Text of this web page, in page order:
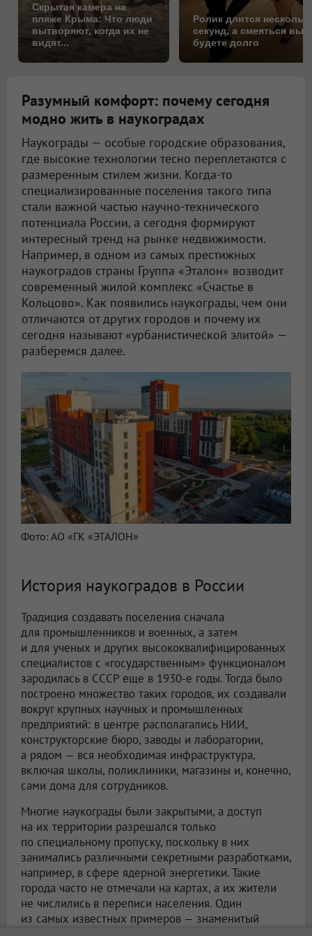
Скрытая камера на
пляже Крыма: Что люди
вытворяют, когда их не
видят...
Ролик длится
секунд, а смеяться вы
будете долго
Разумный комфорт: почему сегодня
модно жить в наукоградах
Наукограды — особые городские образования,
где высокие технологии тесно переплетаются с
размеренным стилем жизни. Когда-то
специализированные поселения такого типа
стали важной частью научно-технического
потенциала России, а сегодня формируют
интересный тренд на рынке недвижимости.
Например, в одном из самых престижных
наукоградов страны Группа «Эталон» возводит
современный жилой комплекс «Счастье в
Кольцово». Как появились наукограды, чем они
отличаются от других городов и почему их
сегодня называют «урбанистической элитой» —
разберемся далее.
Фото: АО «ГК «ЭТАЛОН»
История наукоградов в России
Традиция создавать поселения сначала
для промышленников и военных, а затем
и для ученых и других высококвалифицированных
специалистов с «государственным» функционалом
зародилась в СССР еще в 1930-е годы. Тогда было
построено множество таких городов, их создавали
вокруг крупных научных и промышленных
предприятий: в центре располагались НИИ,
конструкторские бюро, заводы и лаборатории,
а рядом — вся необходимая инфраструктура,
включая школы, поликлиники, магазины и, конечно,
сами дома для сотрудников.
Многие наукограды были закрытыми, а доступ
на их территории разрешался только
по специальному пропуску, поскольку в них
занимались различными секретными разработками,
например, в сфере ядерной энергетики. Такие
города часто не отмечали на картах, а их жители
не числились в переписи населения. Один
из самых известных примеров — знаменитый